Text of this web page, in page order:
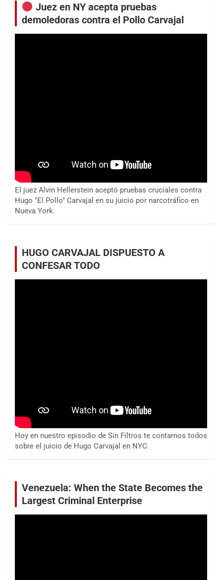
Juez en NY acepta pruebas
demoledoras contra el Pollo Carvajal
El juez Alvin Hellerstein aceptó pruebas cruciales contra
Hugo "El Pollo" Carvajal en su juicio por narcotráfico en
Nueva York.
HUGO CARVAJAL DISPUESTO A
CONFESAR TODO
Hoy en nuestro episodio de Sin Filtros te contamos todos
sobre el juicio de Hugo Carvajal en NYC.
Venezuela: When the State Becomes the
Largest Criminal Enterprise